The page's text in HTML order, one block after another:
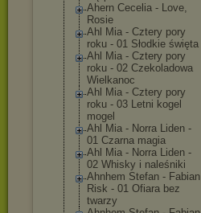
Ahern Cecelia - Love,
Rosie
Ahl Mia - Cztery pory
roku - 01 Słodkie święta
Ahl Mia - Cztery pory
roku - 02 Czekoladowa
Wielkanoc
Ahl Mia - Cztery pory
roku - 03 Letni kogel
mogel
Ahl Mia - Norra Liden -
01 Czarna magia
Ahl Mia - Norra Liden -
02 Whisky i naleśniki
Ahnhem Stefan - Fabian
Risk - 01 Ofiara bez
twarzy